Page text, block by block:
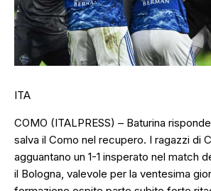
ITA
COMO (ITALPRESS) – Baturina
salva il Como nel recupero. I ragazzi di
agguantano un 1-1 insperato nel match
il Bologna, valevole per la ventesima